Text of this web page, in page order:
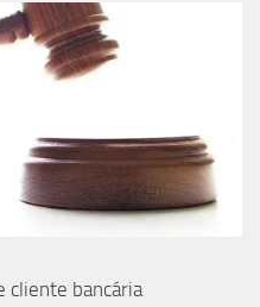
cliente bancária